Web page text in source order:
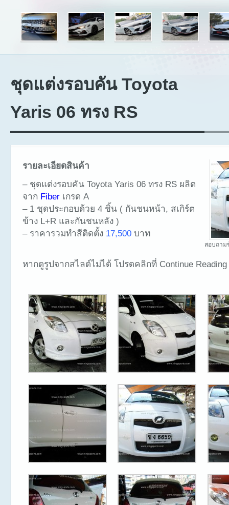
ชุดแต่งรอบคัน Toyota
Yaris 06 ทรง RS
สอบถาม
รายละเอียดสินค้า
– ชุดแต่งรอบคัน Toyota Yaris 06 ทรง RS ผลิต
จาก Fiber เกรด A
– 1 ชุดประกอบด้วย 4 ชิ้น ( กันชนหน้า, สเกิร์ต
ข้าง L+R และกันชนหลัง )
– ราคารวมทำสีติดตั้ง 17,500 บาท
หากดูรูปจากสไลด์ไม่ได้ โปรดคลิกที่ Continue Reading